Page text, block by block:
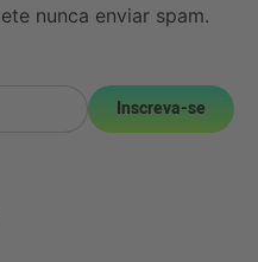
nunca enviar spam.
Inscreva-se